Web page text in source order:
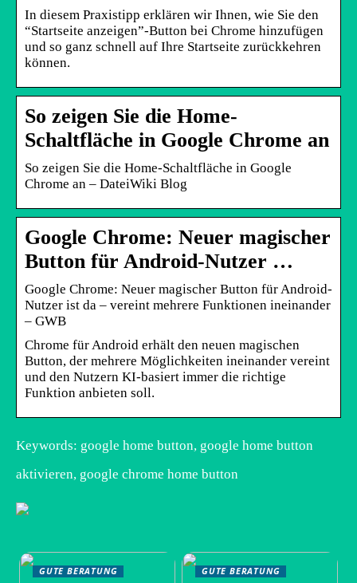
In diesem Praxistipp erklären wir Ihnen, wie Sie den
“Startseite anzeigen”-Button bei Chrome hinzufügen
und so ganz schnell auf Ihre Startseite zurückkehren
können.
So zeigen Sie die Home-
Schaltfläche in Google Chrome an
So zeigen Sie die Home-Schaltfläche in Google
Chrome an – DateiWiki Blog
Google Chrome: Neuer magischer
Button für Android-Nutzer …
Google Chrome: Neuer magischer Button für Android-
Nutzer ist da – vereint mehrere Funktionen ineinander
– GWB
Chrome für Android erhält den neuen magischen
Button, der mehrere Möglichkeiten ineinander vereint
und den Nutzern KI-basiert immer die richtige
Funktion anbieten soll.
Keywords: google home button, google home button
aktivieren, google chrome home button
GUTE BERATUNG GUTE BERATUNG